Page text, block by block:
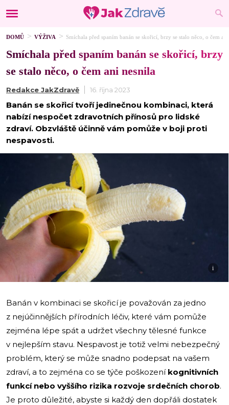
DOMŮ VÝŽIVA Smíchala před spaním banán se skořicí, brzy se stalo něco, o čem
Smíchala před spaním banán se skořicí, brzy
se stalo něco, o čem ani nesnila
Redakce JakZdravě 16. října 2023
Banán se skořicí tvoří jedinečnou kombinaci, která
nabízí nespočet zdravotních přínosů pro lidské
zdraví. Obzvláště účinně vám pomůže v boji proti
nespavosti.
i
Banán v kombinaci se skořicí je považován za jedno
z nejúčinnějších přírodních léčiv, které vám pomůže
zejména lépe spát a udržet všechny tělesné funkce
v nejlepším stavu. Nespavost je totiž velmi nebezpečný
problém, který se může snadno podepsat na vašem
zdraví, a to zejména co se týče poškození kognitivních
funkcí nebo vyššího rizika rozvoje srdečních chorob.
Je proto důležité, abyste si každý den dopřáli dostatek